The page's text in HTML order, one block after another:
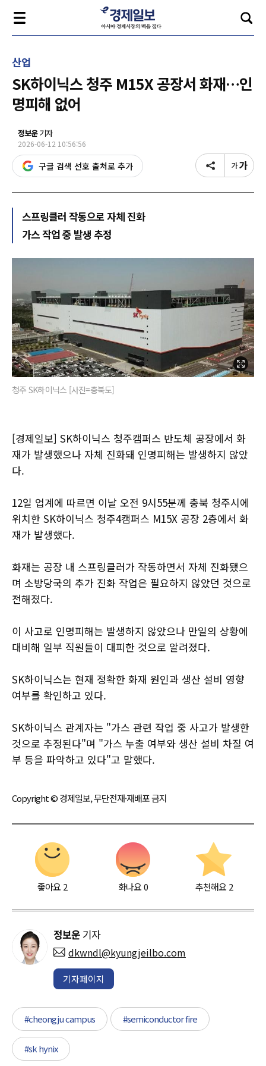
산업
SK하이닉스 청주 M15X 공장서 화재…인
명피해 없어
정보운기자
2026-06-12 10:56:56
구글 검색 선호 출처로 추가
스프링클러 작동으로 자체 진화
가스 작업 중 발생 추정
청주 SK하이닉스 [사진=충북도]
[경제일보] SK하이닉스 청주캠퍼스 반도체 공장에서 화
재가 발생했으나 자체 진화돼 인명피해는 발생하지 않았
다.
12일 업계에 따르면 이날 오전 9시55분께 충북 청주시에
위치한 SK하이닉스 청주4캠퍼스 M15X 공장 2층에서 화
재가 발생했다.
화재는 공장 내 스프링클러가 작동하면서 자체 진화됐으
며 소방당국의 추가 진화 작업은 필요하지 않았던 것으로
전해졌다.
이 사고로 인명피해는 발생하지 않았으나 만일의 상황에
대비해 일부 직원들이 대피한 것으로 알려졌다.
SK하이닉스는 현재 정확한 화재 원인과 생산 설비 영향
여부를 확인하고 있다.
SK하이닉스 관계자는 "가스 관련 작업 중 사고가 발생한
것으로 추정된다"며 "가스 누출 여부와 생산 설비 차질 여
부 등을 파악하고 있다"고 말했다.
Copyright © 경제일보, 무단전재·재배포 금지
좋아요 2 화나요0 추천해요 2
정보운 기자
dkwndl@kyungjeilbo.com
기자페이지
#cheongju campus #semiconductor fire
#sk hynix